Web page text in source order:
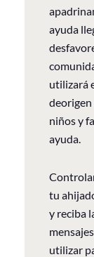
ayuda
utilizará
deorigen
niños y
ayuda.
tu
y reciba
utilizar